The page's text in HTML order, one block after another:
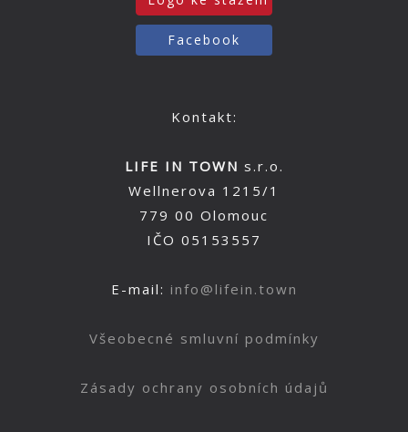
Facebook
Kontakt:
LIFE IN TOWN s.r.o.
Wellnerova 1215/1
779 00 Olomouc
IČO 05153557
E-mail: info@lifein.town
Všeobecné smluvní podmínky
Zásady ochrany osobních údajů